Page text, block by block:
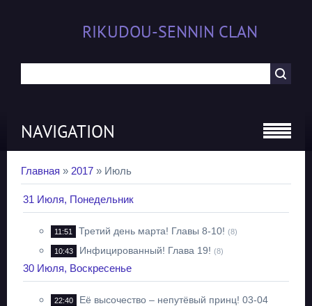
RIKUDOU-SENNIN CLAN
NAVIGATION
Главная » 2017 » Июль
31 Июля, Понедельник
11:51 Третий день марта! Главы 8-10! (8)
10:43 Инфицированный! Глава 19! (8)
30 Июля, Воскресенье
22:40
Её высочество – непутёвый принц! 03-04